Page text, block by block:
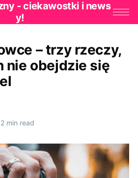
- ciekawostki i news
y!
– trzy rzeczy,
nie obejdzie się
2 min read